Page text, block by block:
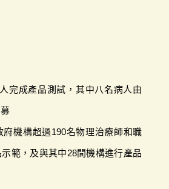
完成產品測試，其中八名病人由
府機構超過190名物理治療師和職
範，及與其中28間機構進行產品